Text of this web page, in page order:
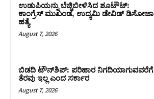
ಉಡುಪಿಯನ್ನು ಬೆಚ್ಚಿಬೀಳಿಸಿದ ಶೂಟೌಟ್‌:
ಕಾಂಗ್ರೆಸ್‌ ಮುಖಂಡ, ಉದ್ಯಮಿ ಡೇವಿಡ್ ಡಿಸೋಜಾ
ಹತ್ಯೆ
August 7, 2026
ಬಿಡದಿ ಟೌನ್‌ಶಿಪ್‌: ಪರಿಹಾರ ನಿಗದಿಯಾಗುವವರೆಗೆ
ತೆರವು ಇಲ್ಲ ಎಂದ ಸರ್ಕಾರ
August 7, 2026